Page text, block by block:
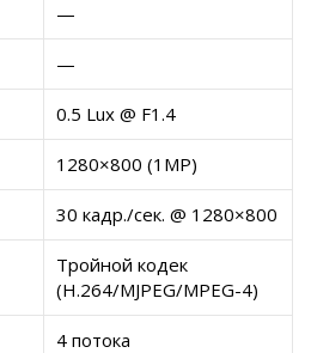
—
—
0.5 Lux @ F1.4
1280×800 (1MP)
30 кадр./сек. @ 1280×800
Тройной кодек
(H.264/MJPEG/MPEG-4)
4 потока